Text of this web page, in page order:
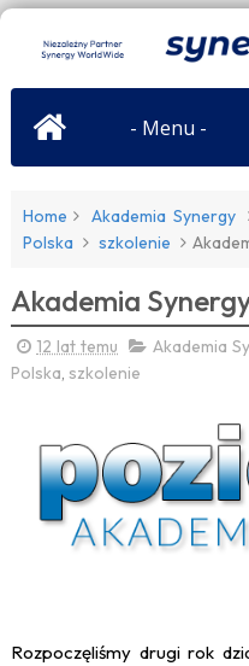
Home Akademia Synergy
Polska
szkolenie
Akademia
12 lat temu Akademia
Polska, szkolenie
Rozpoczęliśmy drugi rok